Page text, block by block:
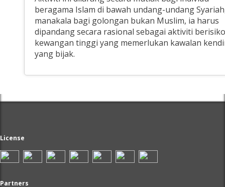
beragama Islam di bawah undang-undang
manakala bagi golongan bukan Muslim, ia harus
dipandang secara rasional sebagai aktiviti berisiko
kewangan tinggi yang memerlukan kawalan
yang bijak.
License
Partners